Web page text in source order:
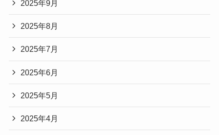
2025年9月
2025年8月
2025年7月
2025年6月
2025年5月
2025年4月